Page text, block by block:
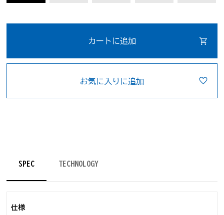
カートに追加
お気に入りに追加
SPEC TECHNOLOGY
仕様